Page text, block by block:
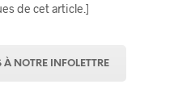
de cet article.]
NOTRE INFOLETTRE